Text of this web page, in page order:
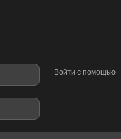
Войти с помощью